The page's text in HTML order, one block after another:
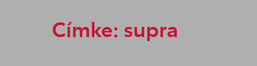
Címke: supra